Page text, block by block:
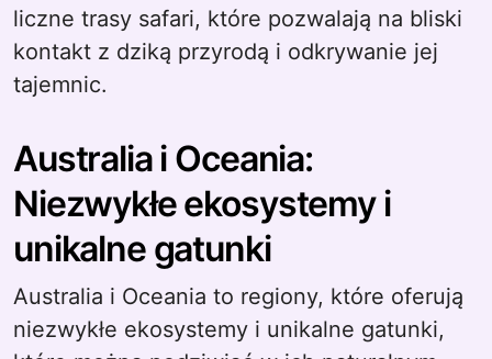
liczne trasy safari, które pozwalają na bliski
kontakt z dziką przyrodą i odkrywanie jej
tajemnic.
Australia i Oceania:
Niezwykłe ekosystemy i
unikalne gatunki
Australia i Oceania to regiony, które oferują
niezwykłe ekosystemy i unikalne gatunki,